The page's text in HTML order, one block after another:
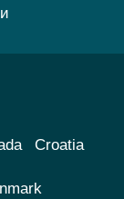
Croatia